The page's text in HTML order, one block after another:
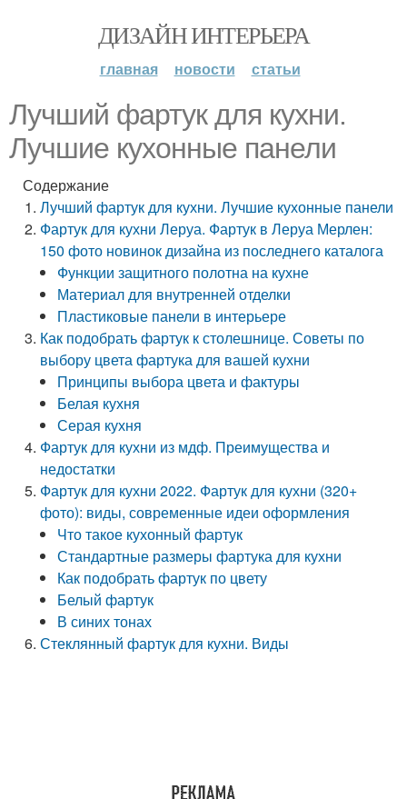
ДИЗАЙН ИНТЕРЬЕРА
главная новости статьи
Лучший фартук для кухни.
Лучшие кухонные панели
Содержание
Лучший фартук для кухни. Лучшие кухонные панели
Фартук для кухни Леруа. Фартук в Леруа Мерлен:
150 фото новинок дизайна из последнего каталога
Функции защитного полотна на кухне
Материал для внутренней отделки
Пластиковые панели в интерьере
Как подобрать фартук к столешнице. Советы по
выбору цвета фартука для вашей кухни
Принципы выбора цвета и фактуры
Белая кухня
Серая кухня
Фартук для кухни из мдф. Преимущества и
недостатки
Фартук для кухни 2022. Фартук для кухни (320+
фото): виды, современные идеи оформления
Что такое кухонный фартук
Стандартные размеры фартука для кухни
Как подобрать фартук по цвету
Белый фартук
В синих тонах
Стеклянный фартук для кухни. Виды